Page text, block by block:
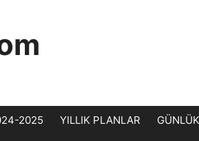
2025 YILLIK PLANLAR